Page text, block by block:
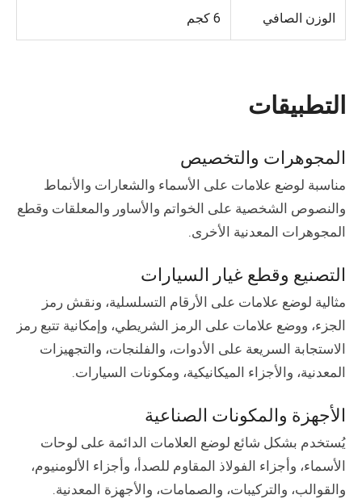
الوزن الصافي 6 كجم
التطبيقات
المجوهرات والتخصيص
مناسبة لوضع علامات على الأسماء والشعارات والأنماط
والنصوص الشخصية على الخواتم والأساور والمعلقات وقطع
المجوهرات المعدنية الأخرى.
التصنيع وقطع غيار السيارات
مثالية لوضع علامات على الأرقام التسلسلية، ونقش رمز
الجزء، ووضع علامات على الرمز الشريطي، وإمكانية تتبع رمز
الاستجابة السريعة على الأدوات، والفلنجات، والتجهيزات
المعدنية، والأجزاء الميكانيكية، ومكونات السيارات.
الأجهزة والمكونات الصناعية
يُستخدم بشكل شائع لوضع العلامات الدائمة على لوحات
الأسماء، وأجزاء الفولاذ المقاوم للصدأ، وأجزاء الألومنيوم،
والقوالب، والتركيبات، والصمامات، والأجهزة المعدنية.